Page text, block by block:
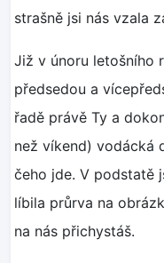
strašně jsi nás vzala
Již v únoru letošního
předsedou a
řadě právě Ty a
než víkend) vodácká
čeho jde. V podstatě
líbila průrva na
na nás přichystáš.